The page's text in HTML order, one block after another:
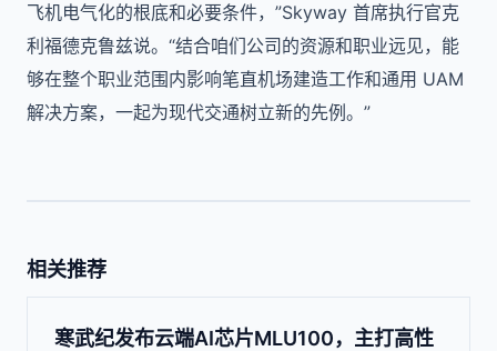
飞机电气化的根底和必要条件，”Skyway 首席执行官克
利福德克鲁兹说。“结合咱们公司的资源和职业远见，能
够在整个职业范围内影响笔直机场建造工作和通用 UAM
解决方案，一起为现代交通树立新的先例。”
相关推荐
寒武纪发布云端AI芯片MLU100，主打高性